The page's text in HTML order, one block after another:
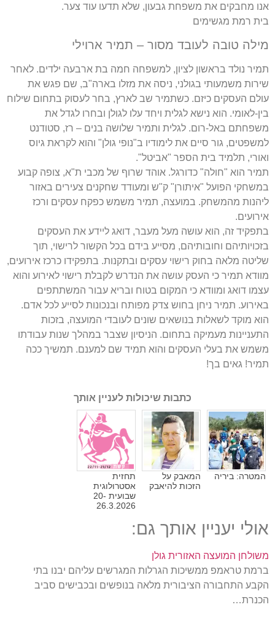
אנו מחבקים את משפחת גבעון, שלא תדעו עוד צער.
בית רמת מגשימים
מילה טובה לעובד מסור – תמיר ארוילי
תמיר נולד בראשון לציון, למשפחה חמה בת ארבעה ילדים. לאחר
שירות משמעותי בגולני, ניסה את מזלו בארה"ב, שם פגש את
עולם העסקים כיזם. כשתמיר שב לארץ, בחר לעסוק בתחום שילוח
בין-לאומי. הוא נישא לגלית ויחד עלו לגולן ובחרו לגדל את
משפחתם באל-רום. לגלית ותמיר שלושה בנים – רז, סטודנט
למשפטים, גור סיים את לימודיו ב"נופי גולן" והוא לקראת גיוס
ואורי, תלמיד בית הספר "אביטל".
תמיר הוא "חולה" כדורגל. אוהד שרוף של מכבי ת"א, צופה קבוע
במשחקי הפועל "איתורן" ק"ש ומעודד שחקנים צעירים באזור
ליהנות מהמשחק. במועצה, תמיר משמש כפקח עסקים ורכז
אירועים.
בתפקיד זה, הוא עושה מעל מעבר, דואג ליידע את העסקים
בזכויותיהם וחובותיהם, מסייע בידם בכל הקשור לרישוי, תוך
שליטה מלאה בחוק רישוי עסקים ובתקנות. בתפקידו כרכז אירועים,
מוודא תמיר כי העסק עושה את הנדרש לקבלת רישוי לאירוע והוא
עצמו דואג ומוודא כי המקום בטוח ובריא עבור המשתתפים
באירוע. תמיר ניחן בחוש צדק מפותח ובנכונות לסייע לכל אדם.
הוא מוקד לשאלות בנושאים שונים לעובדי המועצה, בזכות
התעניינות מעמיקה בתחום. הניסיון שצבר במהלך שנות עבודתו
משמש את בעלי העסקים והוא תמיד שם למענם. תמשיך ככה
תמיר! גאים בך!
כתבות שיכולות לעניין אותך
המטרה: ביריה
המאבק על
הזכות להיאבק
תחזית
אסטרולוגית
שבועית 20-
26.3.2026
אולי יעניין אותך גם:
משולחן המועצה האזורית גולן
ברמת טראמפ ממשיכות הגרלות המגרשים עליהם יבנו בתי
הקבע התחבורה הציבורית מלאה בנופשים ובכבישים סביב
הכנרת…